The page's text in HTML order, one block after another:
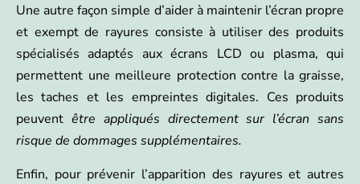
Une autre façon simple d’aider à maintenir l’écran propre
et exempt de rayures consiste à utiliser des produits
spécialisés adaptés aux écrans LCD ou plasma, qui
permettent une meilleure protection contre la graisse,
les taches et les empreintes digitales. Ces produits
peuvent être appliqués directement sur l’écran sans
risque de dommages supplémentaires.
Enfin, pour prévenir l’apparition des rayures et autres